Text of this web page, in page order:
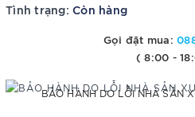
Tình trạng: Còn hàng
Gọi đặt mua:
( 8:00 -
BẢO HÀNH DO LỖI NHÀ SẢN